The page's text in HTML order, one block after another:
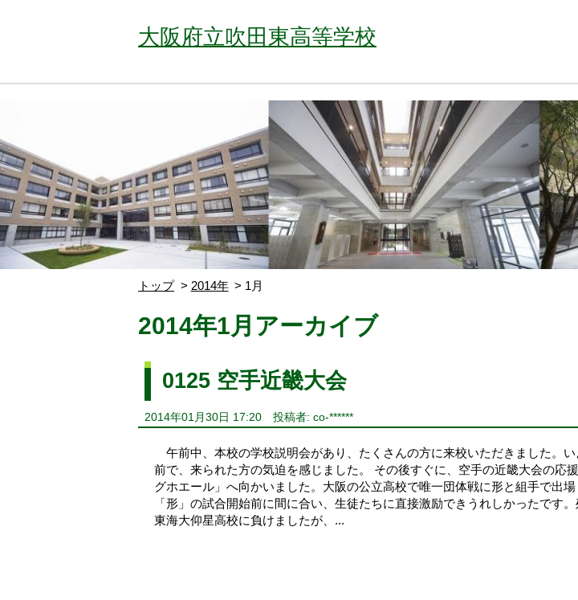
大阪府立吹田東高等学校
トップ 2014年 1月
2014年1月アーカイブ
0125 空手近畿大会
2014年01月30日 17:20 投稿者: co-******
午前中、本校の学校説明会があり、たくさんの方に来校いただきました。
前で、来られた方の気迫を感じました。 その後すぐに、空手の近畿大会の応
グホエール」へ向かいました。大阪の公立高校で唯一団体戦に形と組手で出場
「形」の試合開始前に間に合い、生徒たちに直接激励できうれしかったです
東海大仰星高校に負けましたが、...